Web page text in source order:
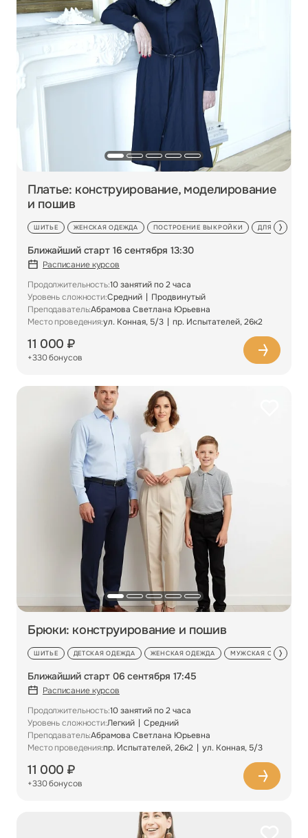
Платье: конструирование, моделирование
и пошив
ШИТЬЕ ЖЕНСКАЯ ОДЕЖДА ПОСТРОЕНИЕ ВЫКРОЙКИ ДЛЯ
Продолжительность:10 занятий по 2 часа
Уровень сложности:Средний
Продвинутый
Преподаватель:Абрамова Светлана Юрьевна
Место проведения:ул. Конная, 5/3 пр. Испытателей, 26к2
11 000 ₽
+330 бонусов
Ближайший старт 16 сентября 13:30
Расписание курсов
Брюки: конструирование и пошив
ШИТЬЕ ДЕТСКАЯ ОДЕЖДА ЖЕНСКАЯ ОДЕЖДА МУЖСКАЯ ОДЕЖДА
Продолжительность:10 занятий по 2 часа
Уровень сложности:Легкий
Средний
Преподаватель:Абрамова Светлана Юрьевна
Место проведения:пр. Испытателей, 26к2 ул. Конная, 5/3
11 000 ₽
+330 бонусов
Ближайший старт 06 сентября 17:45
Расписание курсов